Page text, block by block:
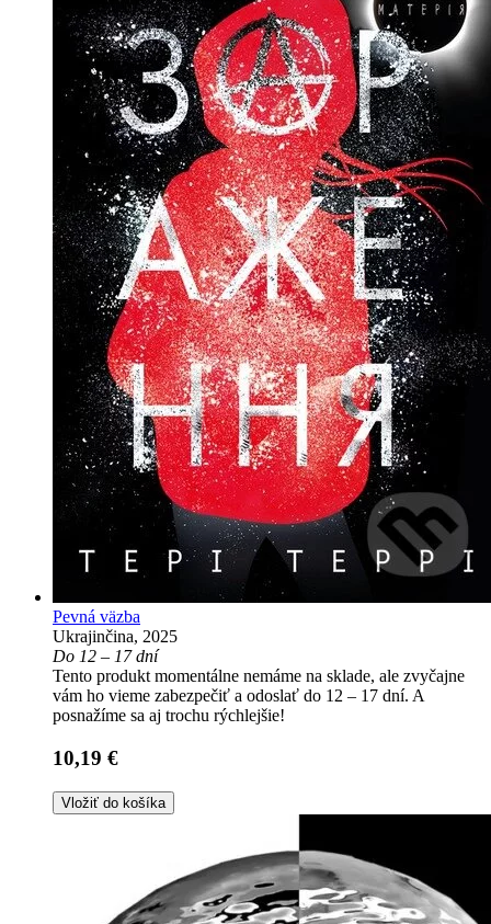
Pevná väzba
Ukrajinčina, 2025
Do 12 – 17 dní
Tento produkt momentálne nemáme na sklade, ale zvyčajne
vám ho vieme zabezpečiť a odoslať do 12 – 17 dní. A
posnažíme sa aj trochu rýchlejšie!
10,19 €
Vložiť do košíka